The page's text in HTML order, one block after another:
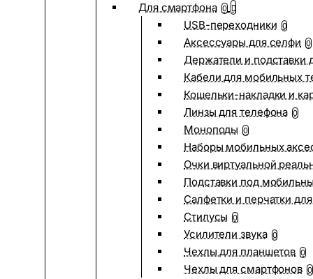
Для смартфона 0
USB-переходники 0
Аксессуары для селфи 0
Держатели и подставки
Кабели для мобильных
Кошельки-накладки и
Линзы для телефона 0
Моноподы 0
Наборы мобильных
Очки виртуальной
Подставки под
Салфетки и перчатки
Стилусы 0
Усилители звука 0
Чехлы для планшетов 0
Чехлы для смартфонов 0